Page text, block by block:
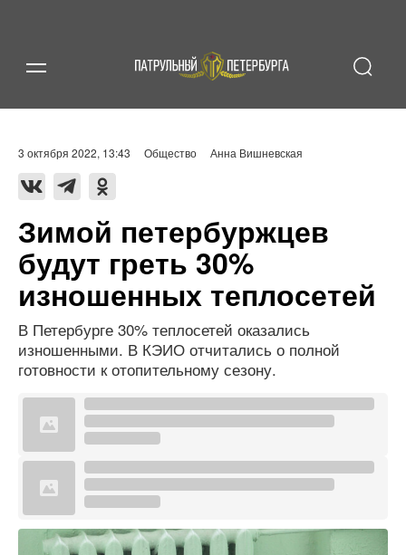
3 октября 2022, 13:43 Общество Анна Вишневская
Зимой петербуржцев
будут греть 30%
изношенных теплосетей
В Петербурге 30% теплосетей оказались
изношенными. В КЭИО отчитались о полной
готовности к отопительному сезону.